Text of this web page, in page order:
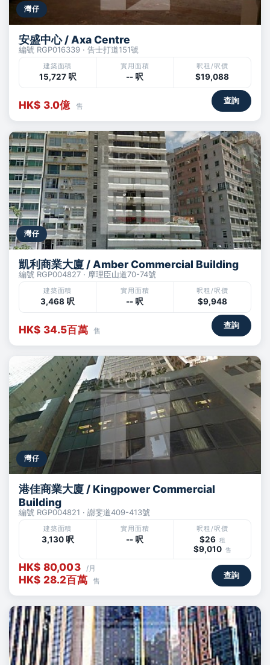
灣仔
安盛中心 / Axa Centre
編號 RGP016339 · 告士打道151號
建築面積
15,727 呎
實用面積
-- 呎
呎租/呎價
$19,088
HK$ 3.0億 售
查詢
灣仔
凱利商業大廈 / Amber Commercial Building
編號 RGP004827 · 摩理臣山道70-74號
建築面積
3,468 呎
實用面積
-- 呎
呎租/呎價
$9,948
HK$ 34.5百萬 售
查詢
灣仔
港佳商業大廈 / Kingpower Commercial
Building
編號 RGP004821 · 謝斐道409-413號
建築面積
3,130 呎
實用面積
-- 呎
呎租/呎價
$26 租
$9,010 售
HK$ 80,003 /月
HK$ 28.2百萬 售
查詢